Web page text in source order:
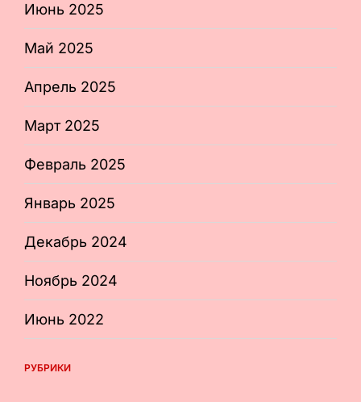
Июнь 2025
Май 2025
Апрель 2025
Март 2025
Февраль 2025
Январь 2025
Декабрь 2024
Ноябрь 2024
Июнь 2022
РУБРИКИ